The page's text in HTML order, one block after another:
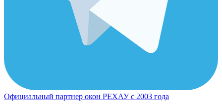
Официальный партнер окон РЕХАУ с 2003 года